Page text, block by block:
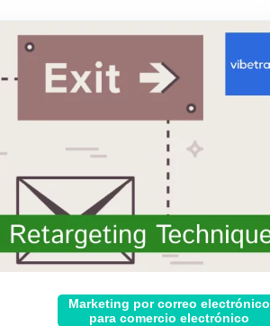
Marketing por correo electrónico
para comercio electrónico